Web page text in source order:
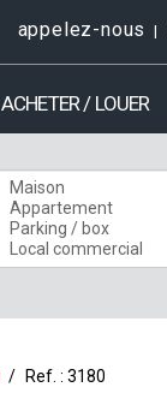
appelez-nous
ACHETER / LOUER